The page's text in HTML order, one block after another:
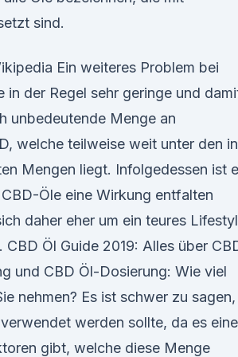
sind.
Ein weiteres Problem bei
in der Regel sehr geringe und
unbedeutende Menge an
welche teilweise weit unter den in
Mengen liegt. Infolgedessen ist
Öle eine Wirkung entfalten
daher eher um ein teures
CBD Öl Guide 2019: Alles über
und CBD Öl-Dosierung: Wie viel
nehmen? Es ist schwer zu sagen,
werden sollte, da es eine
gibt, welche diese Menge